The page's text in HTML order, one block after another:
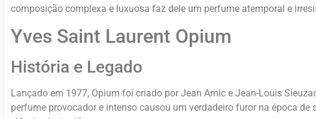
composição complexa e luxuosa faz dele um perfume atemporal e
Yves Saint Laurent Opium
História e Legado
Lançado em 1977, Opium foi criado por Jean Amic e Jean-Louis
perfume provocador e intenso causou um verdadeiro furor na época de